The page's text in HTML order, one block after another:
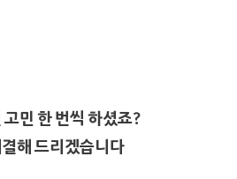
민 한 번씩 하셨죠?
해 드리겠습니다